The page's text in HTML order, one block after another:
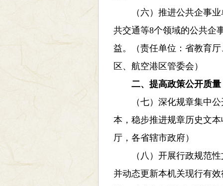
（六）推进公共企事业
共交通等8个领域的公共企
益。（责任单位：省教育
区、航空港区管委会）
二、提高政策公开质量
（七）深化规章集中公
本，稳步推进规章历史文
厅，各省辖市政府）
（八）开展行政规范性文
并动态更新本机关现行有